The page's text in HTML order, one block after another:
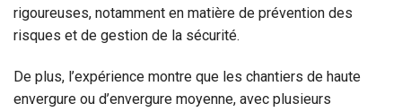
rigoureuses, notamment en matière de prévention des
risques et de gestion de la sécurité.
De plus, l’expérience montre que les chantiers de haute
envergure ou d’envergure moyenne, avec plusieurs